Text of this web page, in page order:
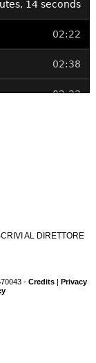
AL DIRETTORE
- Credits | Privacy